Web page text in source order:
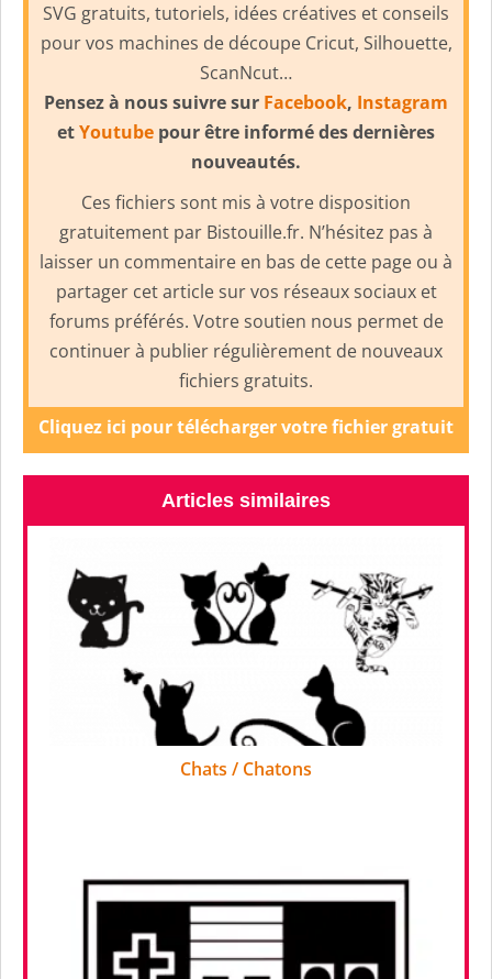
SVG gratuits, tutoriels, idées créatives et conseils
pour vos machines de découpe Cricut, Silhouette,
ScanNcut…
Pensez à nous suivre sur Facebook, Instagram
etYoutube pour être informé des dernières
nouveautés.
Ces fichiers sont mis à votre disposition
gratuitement par Bistouille.fr. N’hésitez pas à
laisser un commentaire en bas de cette page ou à
partager cet article sur vos réseaux sociaux et
forums préférés. Votre soutien nous permet de
continuer à publier régulièrement de nouveaux
fichiers gratuits.
Cliquez ici pour télécharger votre fichier gratuit
Articles similaires
Chats / Chatons